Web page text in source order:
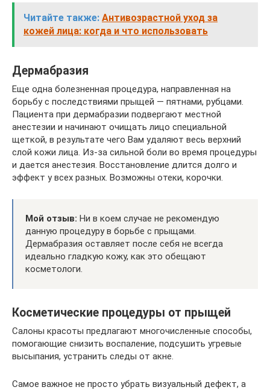
Читайте также: Антивозрастной уход за
кожей лица: когда и что использовать
Дермабразия
Еще одна болезненная процедура, направленная на
борьбу с последствиями прыщей — пятнами, рубцами.
Пациента при дермабразии подвергают местной
анестезии и начинают очищать лицо специальной
щеткой, в результате чего Вам удаляют весь верхний
слой кожи лица. Из-за сильной боли во время процедуры
и дается анестезия. Восстановление длится долго и
эффект у всех разных. Возможны отеки, корочки.
Мой отзыв: Ни в коем случае не рекомендую
данную процедуру в борьбе с прыщами.
Дермабразия оставляет после себя не всегда
идеально гладкую кожу, как это обещают
косметологи.
Косметические процедуры от прыщей
Салоны красоты предлагают многочисленные способы,
помогающие снизить воспаление, подсушить угревые
высыпания, устранить следы от акне.
Самое важное не просто убрать визуальный дефект, а